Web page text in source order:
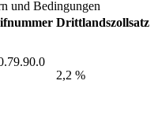
und Bedingungen
Drittlandszollsatz
2,2 %